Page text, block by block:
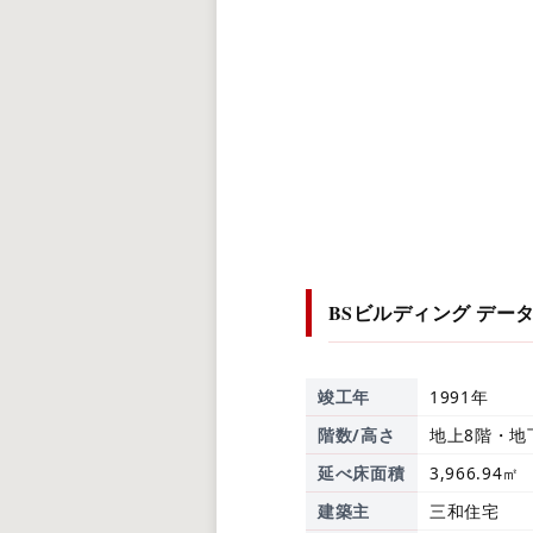
BSビルディング デー
竣工年
1991年
階数/高さ
地上8階・地
延べ床面積
3,966.94㎡
建築主
三和住宅